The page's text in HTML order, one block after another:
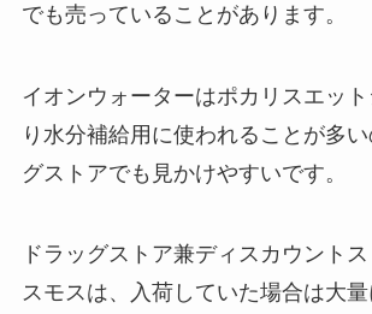
でも売っていることがあります。
イオンウォーターはポカリスエッ
り水分補給用に使われることが多
グストアでも見かけやすいです。
ドラッグストア兼ディスカウント
スモスは、入荷していた場合は大